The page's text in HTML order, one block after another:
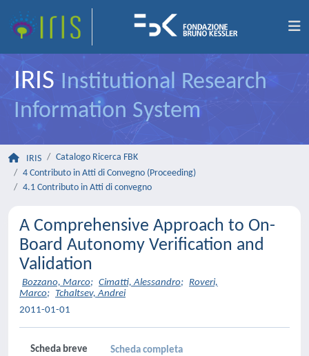
IRIS Institutional Research
Information System
IRIS
Catalogo Ricerca FBK
4 Contributo in Atti di Convegno (Proceeding)
4.1 Contributo in Atti di convegno
A Comprehensive Approach to On-
Board Autonomy Verification and
Validation
Bozzano, Marco; Cimatti, Alessandro; Roveri,
Marco; Tchaltsev, Andrei
2011-01-01
Scheda breve Scheda completa